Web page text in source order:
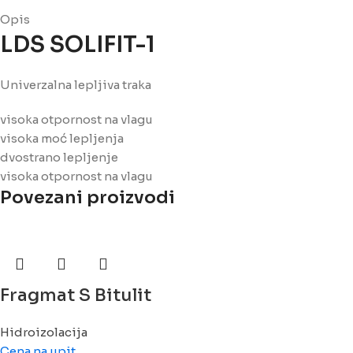
Opis
LDS SOLIFIT-1
Univerzalna lepljiva traka
visoka otpornost na vlagu
visoka moć lepljenja
dvostrano lepljenje
visoka otpornost na vlagu
Povezani proizvodi
Fragmat S Bitulit
Hidroizolacija